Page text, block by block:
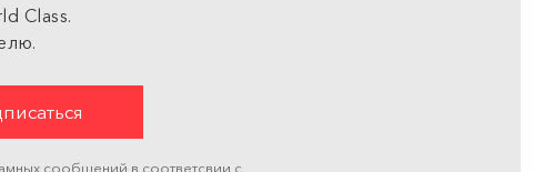
Class.
сообщений в соответсвии с